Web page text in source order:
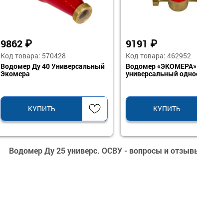
9862 ₽
Код товара: 570428
Водомер Ду 40 Универсальный
Экомера
КУПИТЬ
9191 ₽
Код товара: 462952
Водомер «ЭКОМЕРА»
универсальный
КУПИТЬ
Водомер Ду 25 универс. ОСВУ - вопросы и